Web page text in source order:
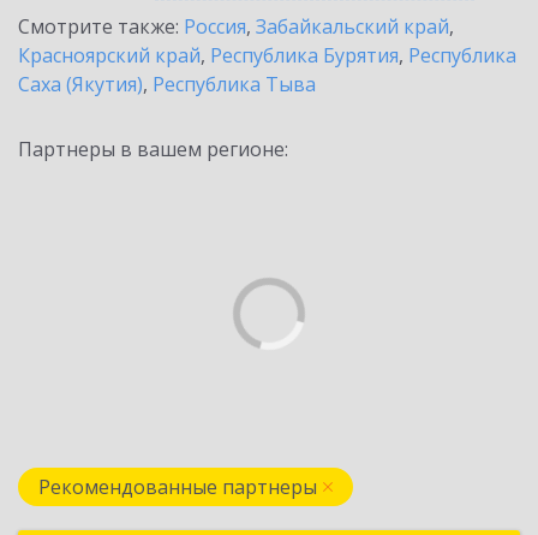
Смотрите также: Россия, Забайкальский край,
Красноярский край, Республика Бурятия, Республика
Саха (Якутия), Республика Тыва
Партнеры в вашем регионе:
Рекомендованные партнеры